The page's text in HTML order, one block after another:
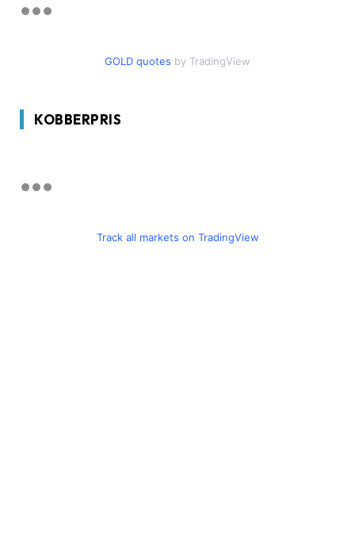
GOLD quotes by TradingView
KOBBERPRIS
Track all markets on TradingView